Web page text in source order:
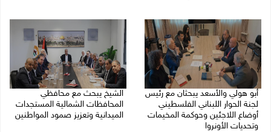
أبو هولي والأسعد يبحثان مع رئيس
لجنة الحوار اللبناني الفلسطيني
أوضاع اللاجئين وحوكمة المخيمات
وتحديات الأونروا
الشيخ يبحث مع محافظي
المحافظات الشمالية المستجدات
الميدانية وتعزيز صمود المواطنين